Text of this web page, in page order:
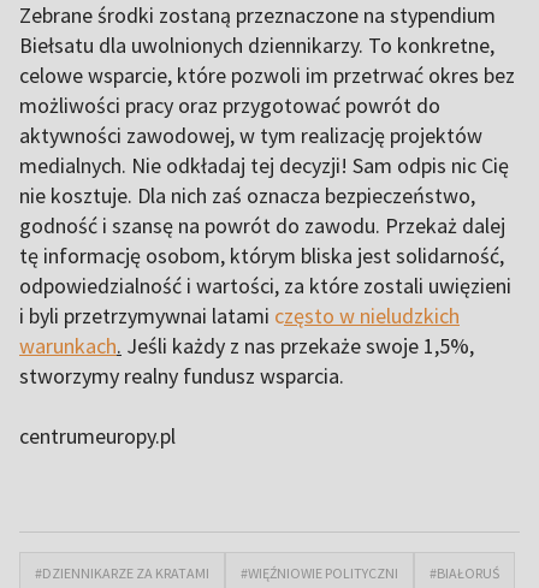
Zebrane środki zostaną przeznaczone na stypendium
Biełsatu dla uwolnionych dziennikarzy. To konkretne,
celowe wsparcie, które pozwoli im przetrwać okres bez
możliwości pracy oraz przygotować powrót do
aktywności zawodowej, w tym realizację projektów
medialnych. Nie odkładaj tej decyzji! Sam odpis nic Cię
nie kosztuje. Dla nich zaś oznacza bezpieczeństwo,
godność i szansę na powrót do zawodu. Przekaż dalej
tę informację osobom, którym bliska jest solidarność,
odpowiedzialność i wartości, za które zostali uwięzieni
i byli przetrzymywnai latami często w nieludzkich
warunkach. Jeśli każdy z nas przekaże swoje 1,5%,
stworzymy realny fundusz wsparcia.
centrumeuropy.pl
#DZIENNIKARZE ZA KRATAMI #WIĘŹNIOWIE POLITYCZNI #BIAŁORUŚ